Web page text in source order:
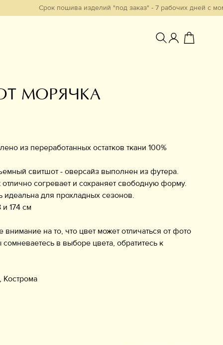
Срок пошива изделий "под заказ" - 7 рабочих дней с момента
МОРЯЧКА
из переработанных остатков ткани 100%
свитшот - оверсайз выполнен из футера.
согревает и сохраняет свободную форму.
идеальна для прохладных сезонов.
и 174 см
на то, что цвет может отличаться от фото
сомневаетесь в выборе цвета, обратитесь к
Кострома